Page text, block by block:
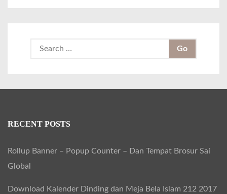
r
h
o
r
RECENT POSTS
Rollup Banner – Popup Counter – Dan Tempat Brosur Sai
Global
Download Kalender Dinding dan Meja Bela Islam 212 2017